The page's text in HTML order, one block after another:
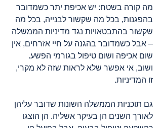
מה קורה בשטח: יש אכיפת יתר כשמדובר
בהפגנות, בכל מה שקשור לבנייה, בכל מה
שקשור בהתבטאויות נגד מדיניות הממשלה
– אבל כשמדובר בהגנה על חיי אזרחים, אין
שום אכיפה ושום טיפול בגורמי הפשע.
ושוב, אי אפשר שלא לראות שזה לא מקרי,
זו המדיניות.
גם תוכניות הממשלה השונות שדובר עליהן
לאורך השנים הן בעיקר אשליה. הן הוצגו